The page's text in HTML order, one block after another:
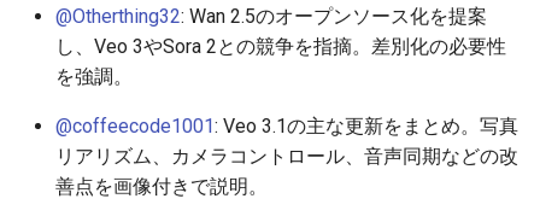
2026-05-09
2026-05-07
2025-10-24
2025-10-22
2026-05-09
2026-05-07
2025-10-24
2025-10-22
2026-05-06
2026-05-04
2025-10-24
2025-10-22
2026-05-05
2026-05-04
2026-05-03
@Otherthing32: Wan 2.5のオープンソース化を提案
し、Veo 3やSora 2との競争を指摘。差別化の必要性
を強調。
@coffeecode1001: Veo 3.1の主な更新をまとめ。写真
リアリズム、カメラコントロール、音声同期などの改
善点を画像付きで説明。